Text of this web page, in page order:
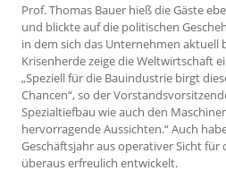
Prof. Thomas Bauer hieß die Gäste
und blickte auf die politischen
in dem sich das Unternehmen aktuell
Krisenherde zeige die Weltwirtschaft
„Speziell für die Bauindustrie birgt
Chancen“, so der
Spezialtiefbau wie auch den
hervorragende Aussichten.“ Auch
Geschäftsjahr aus operativer Sicht
überaus erfreulich entwickelt.